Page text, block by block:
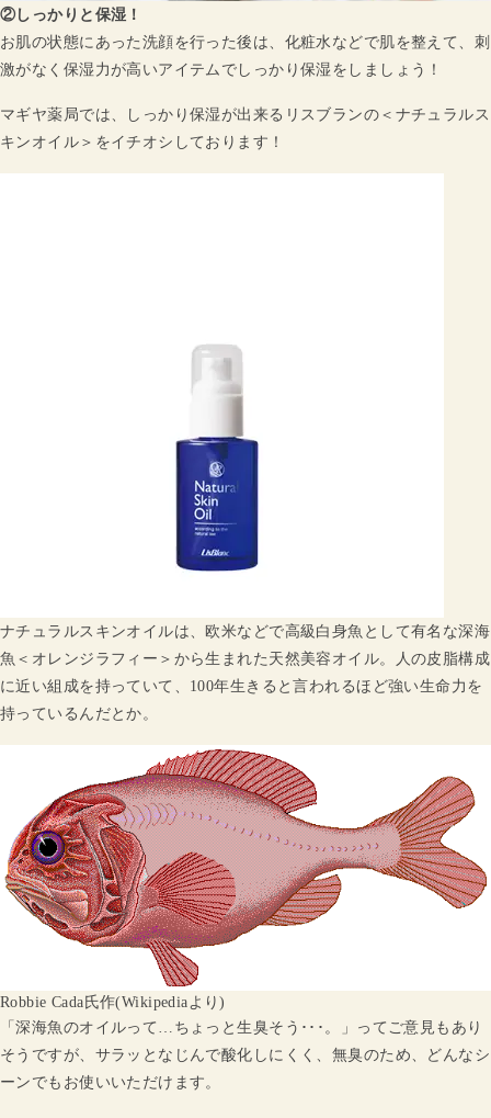
②しっかりと保湿！
お肌の状態にあった洗顔を行った後は、化粧水などで肌を整えて、刺
激がなく保湿力が高いアイテムでしっかり保湿をしましょう！
マギヤ薬局では、しっかり保湿が出来るリスブランの＜ナチュラルス
キンオイル＞をイチオシしております！
ナチュラルスキンオイルは、欧米などで高級白身魚として有名な深海
魚＜オレンジラフィー＞から生まれた天然美容オイル。人の皮脂構成
に近い組成を持っていて、100年生きると言われるほど強い生命力を
持っているんだとか。
Robbie Cada氏作(Wikipediaより)
「深海魚のオイルって…ちょっと生臭そう･･･。」ってご意見もあり
そうですが、サラッとなじんで酸化しにくく、無臭のため、どんなシ
ーンでもお使いいただけます。